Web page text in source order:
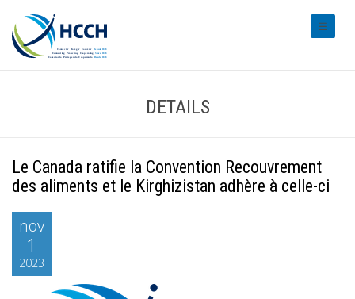
DETAILS
Le Canada ratifie la Convention Recouvrement
des aliments et le Kirghizistan adhère à celle-ci
nov
1
2023